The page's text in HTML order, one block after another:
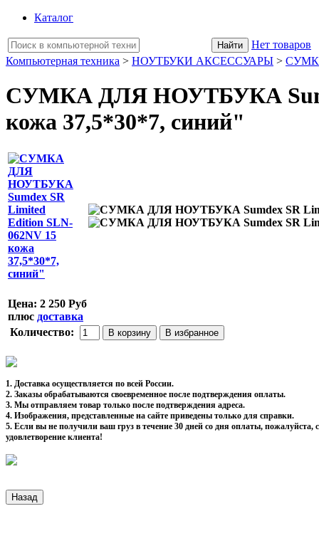
Каталог
Нет товаров
Компьютерная техника > НОУТБУКИ АКСЕССУАРЫ >
СУМКА ДЛЯ НОУТБУКА
кожа 37,5*30*7, синий"
Цена: 2 250 Руб
плюс доставка
Количество:
1. Доставка осуществляется по всей России.
2. Заказы обрабатываются своевременное после подтверждения оплаты.
3. Мы отправляем товар только после подтверждения адреса.
4. Изображения, представленные на сайте приведены только для справки.
5. Если вы не получили ваш груз в течение 30 дней со дня оплаты,
удовлетворение клиента!